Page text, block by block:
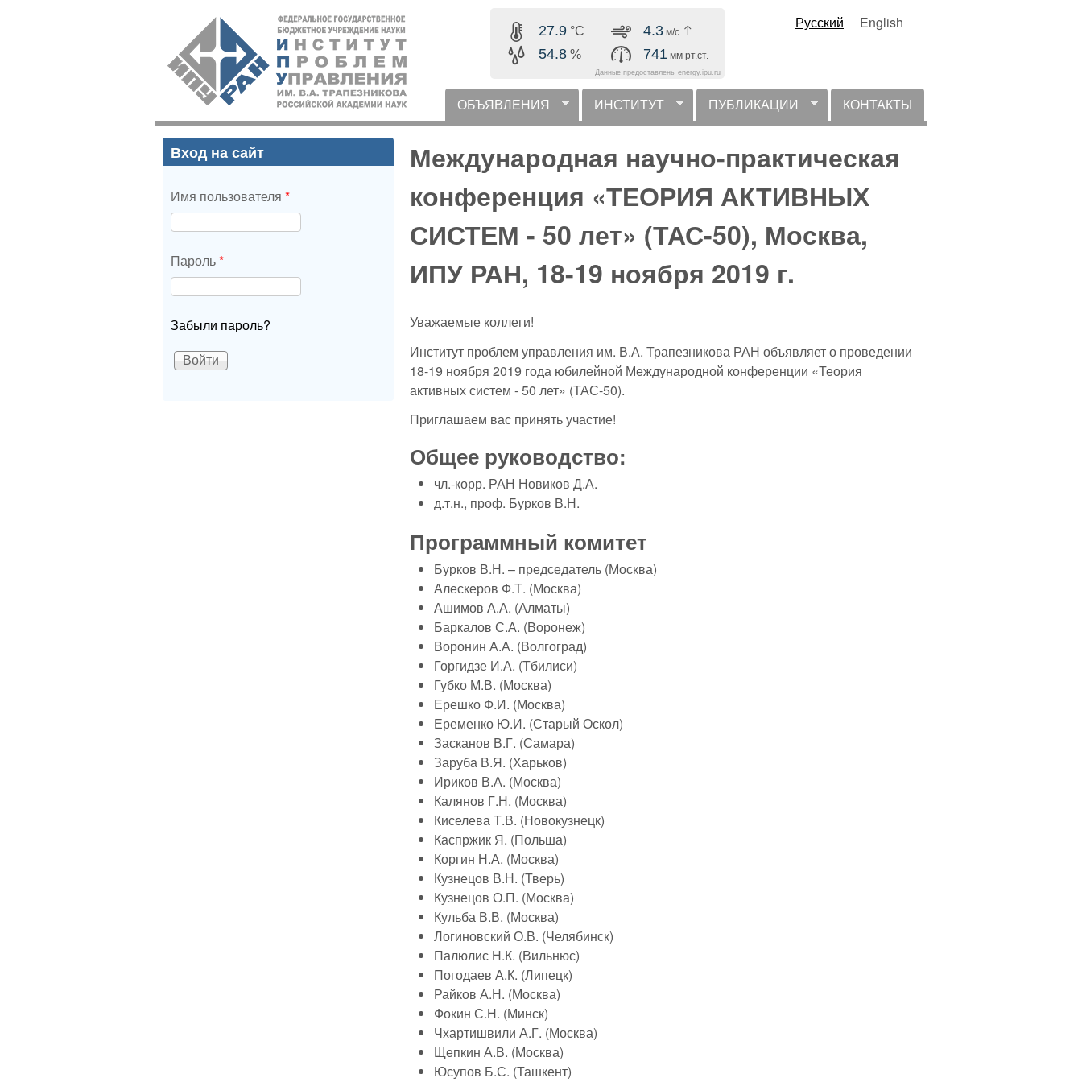
содержанию
ИПУ
РАН
27.9 °C
54.8 %
4.3 м/с
741 мм рт.ст.
Данные предоставлены energy.ipu.ru
Русский English
горизонтальное меню
ОБЪЯВЛЕНИЯ ИНСТИТУТ ПУБЛИКАЦИИ КОНТАКТЫ
Международная научно-практическая
конференция «ТЕОРИЯ АКТИВНЫХ
СИСТЕМ - 50 лет» (ТАС-50), Москва,
ИПУ РАН, 18-19 ноября 2019 г.
Уважаемые коллеги!
Институт проблем управления им. В.А. Трапезникова РАН объявляет о проведении
18-19 ноября 2019 года юбилейной Международной конференции «Теория
активных систем - 50 лет» (ТАС-50).
Приглашаем вас принять участие!
Общее руководство:
чл.-корр. РАН Новиков Д.А.
д.т.н., проф. Бурков В.Н.
Программный комитет
Бурков В.Н. – председатель (Москва)
Алескеров Ф.Т. (Москва)
Ашимов А.А. (Алматы)
Баркалов С.А. (Воронеж)
Воронин А.А. (Волгоград)
Горгидзе И.А. (Тбилиси)
Губко М.В. (Москва)
Ерешко Ф.И. (Москва)
Еременко Ю.И. (Старый Оскол)
Засканов В.Г. (Самара)
Заруба В.Я. (Харьков)
Ириков В.А. (Москва)
Калянов Г.Н. (Москва)
Киселева Т.В. (Новокузнецк)
Каспржик Я. (Польша)
Коргин Н.А. (Москва)
Кузнецов В.Н. (Тверь)
Кузнецов О.П. (Москва)
Кульба В.В. (Москва)
Логиновский О.В. (Челябинск)
Палюлис Н.К. (Вильнюс)
Погодаев А.К. (Липецк)
Райков А.Н. (Москва)
Фокин С.Н. (Минск)
Чхартишвили А.Г. (Москва)
Щепкин А.В. (Москва)
Юсупов Б.С. (Ташкент)
Вход на сайт
Имя пользователя *
Пароль*
Забыли пароль?